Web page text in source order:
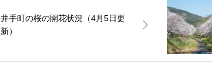
井手町の桜の開花状況（4月5日更
新）